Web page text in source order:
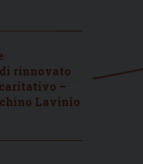
rinnovato
–
Lavinio